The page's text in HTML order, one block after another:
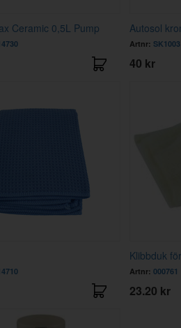
Ceramic 0,5L Pump Autosol
Artnr: SK1003
40 kr
Klibbduk
Artnr:000761
23.20 kr